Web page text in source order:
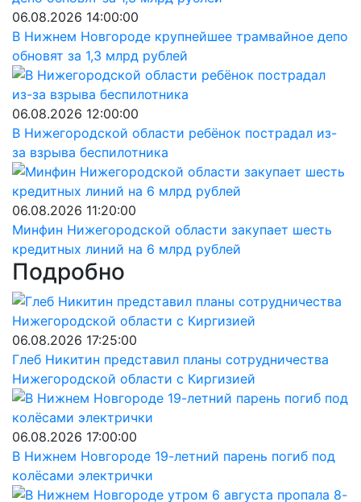
06.08.2026 14:00:00
В Нижнем Новгороде крупнейшее трамвайное депо
обновят за 1,3 млрд рублей
06.08.2026 12:00:00
В Нижегородской области ребёнок пострадал из-
за взрыва беспилотника
06.08.2026 11:20:00
Минфин Нижегородской области закупает шесть
кредитных линий на 6 млрд рублей
Подробно
06.08.2026 17:25:00
Глеб Никитин представил планы сотрудничества
Нижегородской области с Киргизией
06.08.2026 17:00:00
В Нижнем Новгороде 19-летний парень погиб под
колёсами электрички